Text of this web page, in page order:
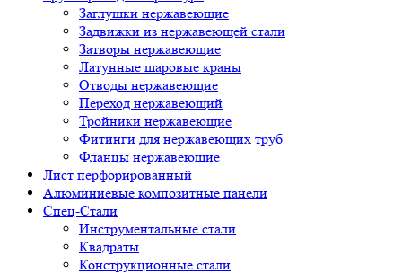
Заглушки нержавеющие
Задвижки из нержавеющей стали
Затворы нержавеющие
Латунные шаровые краны
Отводы нержавеющие
Переход нержавеющий
Тройники нержавеющие
Фитинги для нержавеющих труб
Фланцы нержавеющие
Лист перфорированный
Алюминиевые композитные панели
Спец-Стали
Инструментальные стали
Квадраты
Конструкционные стали